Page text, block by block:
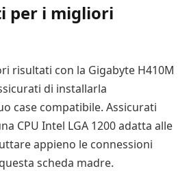
per i migliori
risultati con la Gigabyte H410M
di installarla
case compatibile. Assicurati
CPU Intel LGA 1200 adatta alle
appieno le connessioni
scheda madre.